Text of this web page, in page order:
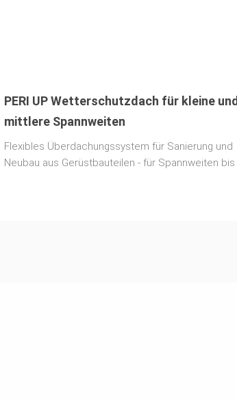
PERI UP Wetterschutzdach für kleine und
mittlere Spannweiten
Flexibles Überdachungssystem für Sanierung und
Neubau aus Gerüstbauteilen - für Spannweiten bis